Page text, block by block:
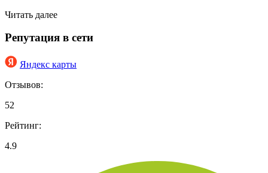
Читать далее
Репутация в сети
Яндекс карты
Отзывов:
52
Рейтинг:
4.9